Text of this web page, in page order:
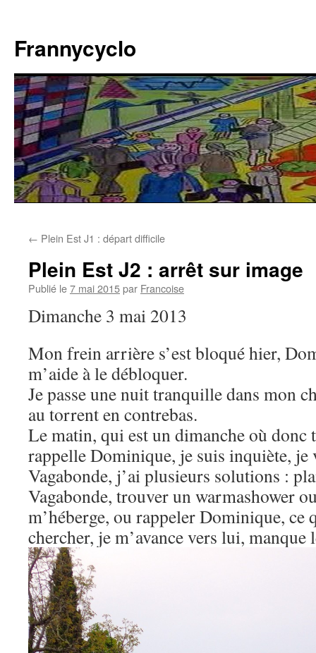
contenu
Frannycyclo
← Plein Est J1 : départ difficile
Plein Est J2 : arrêt sur image
Publié le7 mai 2015par Francoise
Dimanche 3 mai 2013
Mon frein arrière s’est bloqué hier,
m’aide à le débloquer.
Je passe une nuit tranquille dans mon
au torrent en contrebas.
Le matin, qui est un dimanche où donc
rappelle Dominique, je suis inquiète, je
Vagabonde, j’ai plusieurs solutions :
Vagabonde, trouver un warmashower
m’héberge, ou rappeler Dominique, ce
chercher, je m’avance vers lui,